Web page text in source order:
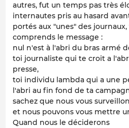
autres, fut un temps pas très
internautes pris au hasard
portés aux "unes" des
comprends le message :
nul n'est à l'abri du bras armé
toi journaliste qui te croit a
presse,
toi individu lambda qui a une
l'abri au fin fond de ta
sachez que nous vous
et nous pouvons vous mettre
Quand nous le déciderons